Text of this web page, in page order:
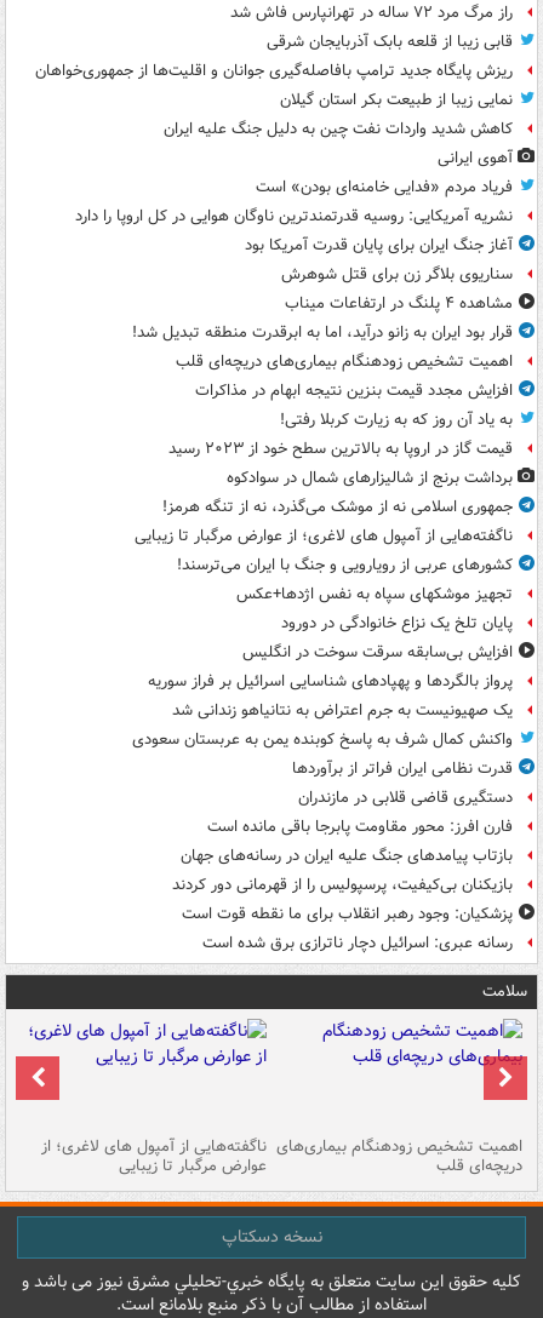
راز مرگ مرد ۷۲ ساله در تهرانپارس فاش شد
قابی زیبا از قلعه بابک آذربایجان شرقی
ریزش پایگاه جدید ترامپ بافاصله‌گیری جوانان و اقلیت‌ها از جمهوری‌خواهان
نمایی زیبا از طبیعت بکر استان گیلان
کاهش شدید واردات نفت چین به دلیل جنگ علیه ایران
آهوی ایرانی
فریاد مردم «فدایی خامنه‌ای بودن» است
نشریه آمریکایی: روسیه قدرتمندترین ناوگان هوایی در کل اروپا را دارد
آغاز جنگ ایران برای پایان قدرت آمریکا بود
سناریوی بلاگر زن برای قتل شوهرش
مشاهده ۴ پلنگ در ارتفاعات میناب
قرار بود ایران به زانو درآید، اما به ابرقدرت منطقه تبدیل شد!
اهمیت تشخیص زودهنگام بیماری‌های دریچه‌ای قلب
افزایش مجدد قیمت بنزین نتیجه ابهام در مذاکرات
به یاد آن روز که به زیارت کربلا رفتی!
قیمت گاز در اروپا به بالاترین سطح خود از ۲۰۲۳ رسید
برداشت برنج از شالیزارهای شمال در سوادکوه
جمهوری اسلامی نه از موشک می‌گذرد، نه از تنگه هرمز!
ناگفته‌هایی از آمپول های لاغری؛ از عوارض مرگبار تا زیبایی
کشورهای عربی از رویارویی و جنگ با ایران می‌ترسند!
تجهیز موشکهای سپاه به نفس اژدها+عکس
پایان تلخ یک نزاع خانوادگی در دورود
افزایش بی‌سابقه سرقت سوخت در انگلیس
پرواز بالگردها و پهپادهای شناسایی اسرائیل بر فراز سوریه
یک صهیونیست به جرم اعتراض به نتانیاهو زندانی شد
واکنش کمال شرف به پاسخ کوبنده یمن به عربستان سعودی
قدرت نظامی ایران فراتر از برآوردها
دستگیری قاضی قلابی در مازندران
فارن افرز: محور مقاومت پابرجا باقی مانده است
بازتاب پیامدهای جنگ علیه ایران در رسانه‌های جهان
بازیکنان بی‌کیفیت، پرسپولیس را از قهرمانی دور کردند
پزشکیان: وجود رهبر انقلاب برای ما نقطه قوت است
رسانه عبری: اسرائیل دچار ناترازی برق شده است
سلامت
اهمیت تشخیص زودهنگام بیماری‌های
دریچه‌ای قلب
ناگفته‌هایی از آمپول های لاغری؛ از
عوارض مرگبار تا زیبایی
نسخه دسکتاپ
کليه حقوق اين سايت متعلق به پایگاه خبري-تحليلي مشرق نيوز می باشد و
استفاده از مطالب آن با ذکر منبع بلامانع است.